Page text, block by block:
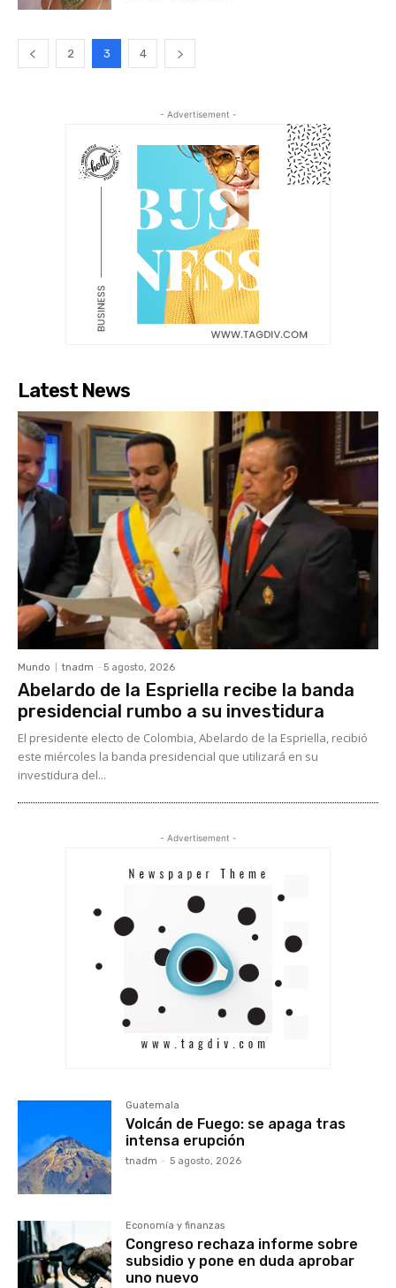
2 3 4
- Advertisement -
Latest News
Mundo tnadm - 5 agosto, 2026
Abelardo de la Espriella recibe la banda
presidencial rumbo a su investidura
El presidente electo de Colombia, Abelardo de la Espriella, recibió
este miércoles la banda presidencial que utilizará en su
investidura del...
- Advertisement -
Guatemala
Volcán de Fuego: se apaga tras
intensa erupción
tnadm - 5 agosto, 2026
Economía y finanzas
Congreso rechaza informe sobre
subsidio y pone en duda aprobar
uno nuevo